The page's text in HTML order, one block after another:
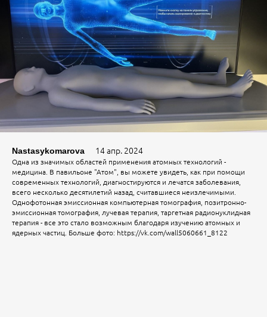
Nastasykomarova 14 апр. 2024
Одна из значимых областей применения атомных технологий -
медицина. В павильоне "Атом", вы можете увидеть, как при помощи
современных технологий, диагностируются и лечатся заболевания,
всего несколько десятилетий назад, считавшиеся неизлечимыми.
Однофотонная эмиссионная компьютерная томография, позитронно-
эмиссионная томография, лучевая терапия, таргетная радионуклидная
терапия - все это стало возможным благодаря изучению атомных и
ядерных частиц. Больше фото: https://vk.com/wall5060661_8122